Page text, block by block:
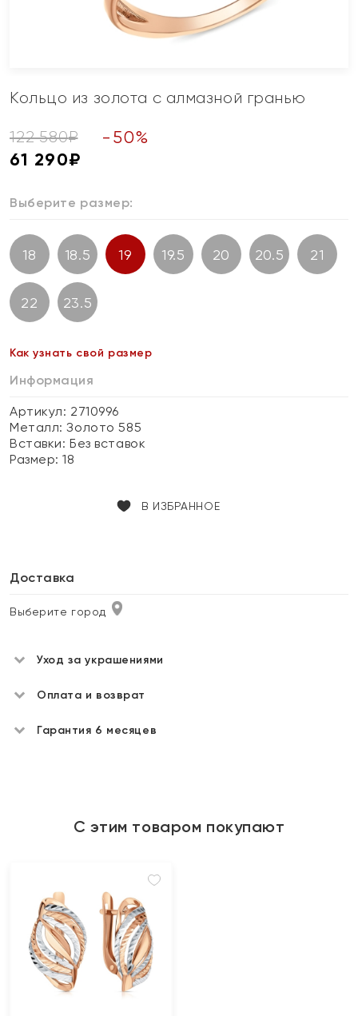
Кольцо из золота с алмазной гранью
122 580₽ - 50%
61 290₽
Выберите размер:
18 18.5 19 19.5 20 20.5 21
22 23.5
Как узнать свой размер
Информация
Артикул: 2710996
Металл:Золото 585
Вставки:Без вставок
Размер:18
В ИЗБРАННОЕ
Доставка
Выберите город
Уход за украшениями
Оплата и возврат
Гарантия 6 месяцев
С этим товаром покупают